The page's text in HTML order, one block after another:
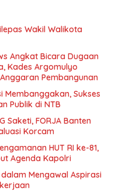
Wakil Walikota
Angkat Bicara Dugaan
Kades Argomulyo
Pembangunan
Membanggakan, Sukses
Publik di NTB
Saketi, FORJA Banten
Korcam
HUT RI ke-81,
Agenda Kapolri
Mengawal Aspirasi